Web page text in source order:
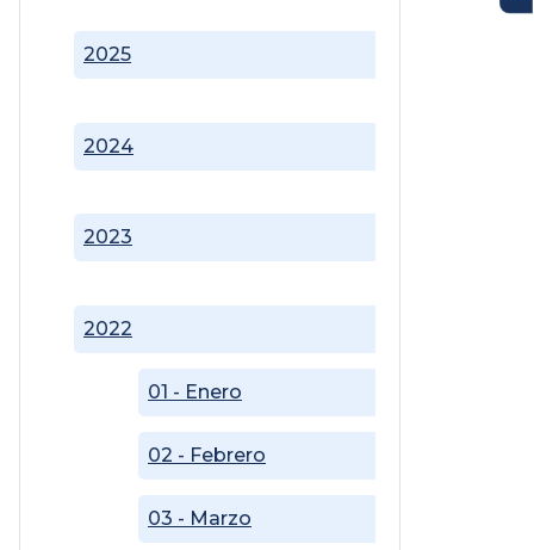
2022
01 - Enero
02 - Febrero
03 - Marzo
2023
2024
2025